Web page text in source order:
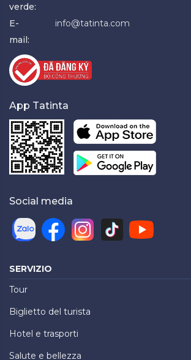
verde:
E-
mail:
info@tatinta.com
App Tatinta
Social media
SERVIZIO
Tour
Biglietto del turista
Hotel e trasporti
Salute e bellezza